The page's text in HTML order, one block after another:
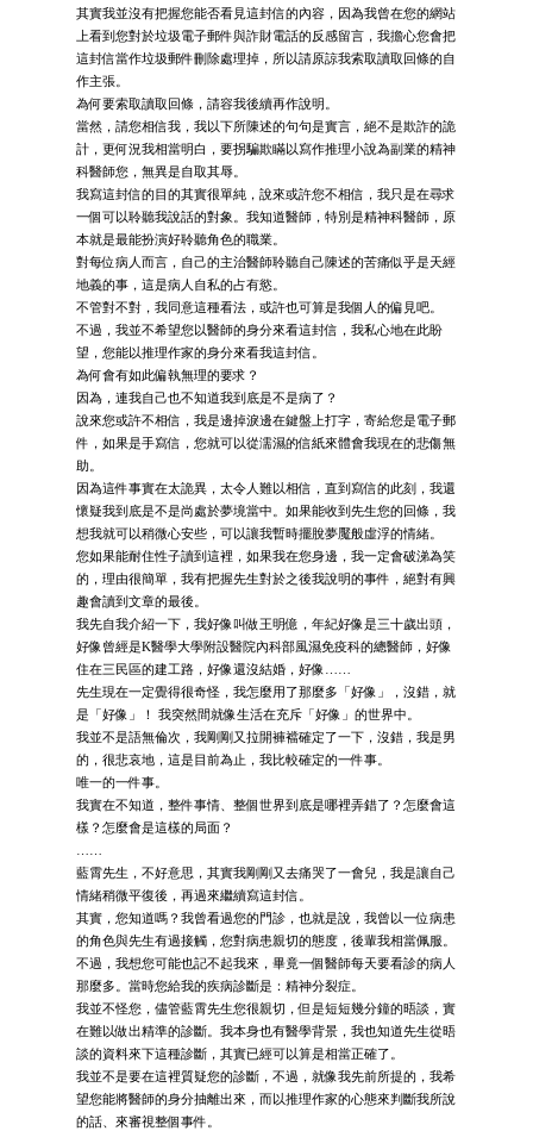
其實我並沒有把握您能否看見這封信的內容，因為我曾在您的網站
上看到您對於垃圾電子郵件與詐財電話的反感留言，我擔心您會把
這封信當作垃圾郵件刪除處理掉，所以請原諒我索取讀取回條的自
作主張。
為何要索取讀取回條，請容我後續再作說明。
當然，請您相信我，我以下所陳述的句句是實言，絕不是欺詐的詭
計，更何況我相當明白，要拐騙欺瞞以寫作推理小說為副業的精神
科醫師您，無異是自取其辱。
我寫這封信的目的其實很單純，說來或許您不相信，我只是在尋求
一個可以聆聽我說話的對象。我知道醫師，特別是精神科醫師，原
本就是最能扮演好聆聽角色的職業。
對每位病人而言，自己的主治醫師聆聽自己陳述的苦痛似乎是天經
地義的事，這是病人自私的占有慾。
不管對不對，我同意這種看法，或許也可算是我個人的偏見吧。
不過，我並不希望您以醫師的身分來看這封信，我私心地在此盼
望，您能以推理作家的身分來看我這封信。
為何會有如此偏執無理的要求？
因為，連我自己也不知道我到底是不是病了？
說來您或許不相信，我是邊掉淚邊在鍵盤上打字，寄給您是電子郵
件，如果是手寫信，您就可以從濡濕的信紙來體會我現在的悲傷無
助。
因為這件事實在太詭異，太令人難以相信，直到寫信的此刻，我還
懷疑我到底是不是尚處於夢境當中。如果能收到先生您的回條，我
想我就可以稍微心安些，可以讓我暫時擺脫夢魘般虛浮的情緒。
您如果能耐住性子讀到這裡，如果我在您身邊，我一定會破涕為笑
的，理由很簡單，我有把握先生對於之後我說明的事件，絕對有興
趣會讀到文章的最後。
我先自我介紹一下，我好像叫做王明億，年紀好像是三十歲出頭，
好像曾經是K醫學大學附設醫院內科部風濕免疫科的總醫師，好像
住在三民區的建工路，好像還沒結婚，好像……
先生現在一定覺得很奇怪，我怎麼用了那麼多「好像」，沒錯，就
是「好像」！ 我突然間就像生活在充斥「好像」的世界中。
我並不是語無倫次，我剛剛又拉開褲襠確定了一下，沒錯，我是男
的，很悲哀地，這是目前為止，我比較確定的一件事。
唯一的一件事。
我實在不知道，整件事情、整個世界到底是哪裡弄錯了？怎麼會這
樣？怎麼會是這樣的局面？
藍霄先生，不好意思，其實我剛剛又去痛哭了一會兒，我是讓自己
情緒稍微平復後，再過來繼續寫這封信。
其實，您知道嗎？我曾看過您的門診，也就是說，我曾以一位病患
的角色與先生有過接觸，您對病患親切的態度，後輩我相當佩服。
不過，我想您可能也記不起我來，畢竟一個醫師每天要看診的病人
那麼多。當時您給我的疾病診斷是：精神分裂症。
我並不怪您，儘管藍霄先生您很親切，但是短短幾分鐘的晤談，實
在難以做出精準的診斷。我本身也有醫學背景，我也知道先生從晤
談的資料來下這種診斷，其實已經可以算是相當正確了。
我並不是要在這裡質疑您的診斷，不過，就像我先前所提的，我希
望您能將醫師的身分抽離出來，而以推理作家的心態來判斷我所說
的話、來審視整個事件。